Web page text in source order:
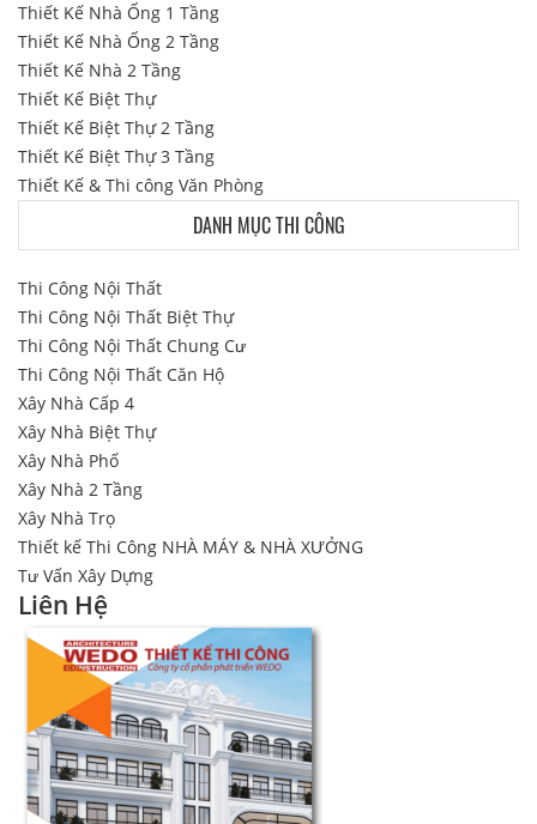
Thiết Kế Nhà Ống 1 Tầng
Thiết Kế Nhà Ống 2 Tầng
Thiết Kế Nhà 2 Tầng
Thiết Kế Biệt Thự
Thiết Kế Biệt Thự 2 Tầng
Thiết Kế Biệt Thự 3 Tầng
Thiết Kế & Thi công Văn Phòng
DANH MỤC THI CÔNG
Thi Công Nội Thất
Thi Công Nội Thất Biệt Thự
Thi Công Nội Thất Chung Cư
Thi Công Nội Thất Căn Hộ
Xây Nhà Cấp 4
Xây Nhà Biệt Thự
Xây Nhà Phố
Xây Nhà 2 Tầng
Xây Nhà Trọ
Thiết kế Thi Công NHÀ MÁY & NHÀ XƯỞNG
Tư Vấn Xây Dựng
Liên Hệ